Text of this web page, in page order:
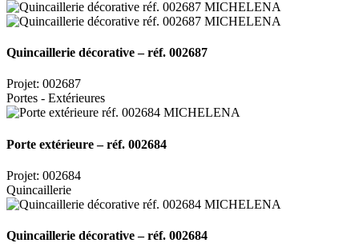
Quincaillerie décorative – réf. 002687
Projet: 002687
Portes - Extérieures
Porte extérieure – réf. 002684
Projet: 002684
Quincaillerie
Quincaillerie décorative – réf. 002684